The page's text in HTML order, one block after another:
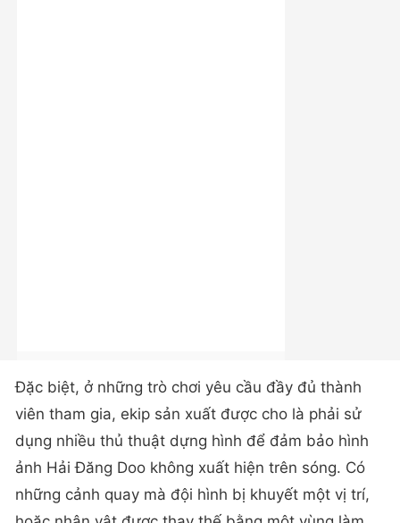
Đặc biệt, ở những trò chơi yêu cầu đầy đủ thành
viên tham gia, ekip sản xuất được cho là phải sử
dụng nhiều thủ thuật dựng hình để đảm bảo hình
ảnh Hải Đăng Doo không xuất hiện trên sóng. Có
những cảnh quay mà đội hình bị khuyết một vị trí,